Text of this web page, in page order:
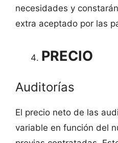
necesidades y
extra aceptado por las
PRECIO
Auditorías
El precio neto de las
variable en función del